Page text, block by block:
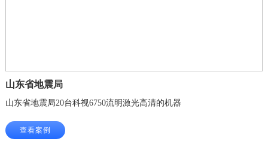
山东省地震局
山东省地震局20台科视6750流明激光高清的机器
查看案例